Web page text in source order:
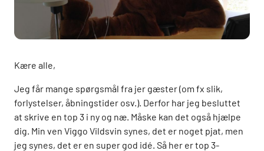
Kære alle,
Jeg får mange spørgsmål fra jer gæster (om fx slik,
forlystelser, åbningstider osv.). Derfor har jeg besluttet
at skrive en top 3 i ny og næ. Måske kan det også hjælpe
dig. Min ven Viggo Vildsvin synes, det er noget pjat, men
jeg synes, det er en super god idé. Så her er top 3-